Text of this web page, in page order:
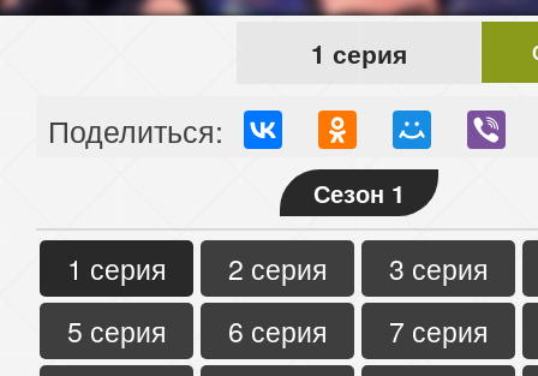
1 серия
Поделиться:
Сезон 1
1 серия 2 серия
3 серия
5 серия
6 серия
7 серия